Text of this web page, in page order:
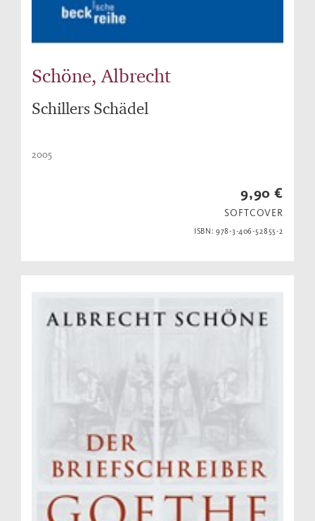
Schöne, Albrecht
Schillers Schädel
2005
9,90 €
SOFTCOVER
ISBN: 978-3-406-52855-2